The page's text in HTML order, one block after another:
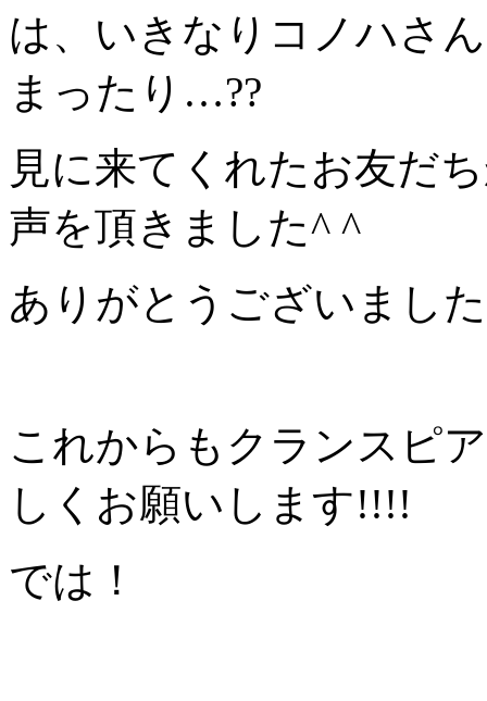
は、いきなりコノハさ
まったり…??
見に来てくれたお友だ
声を頂きました^ ^
ありがとうございまし
これからもクランスピ
しくお願いします!!!!
では！